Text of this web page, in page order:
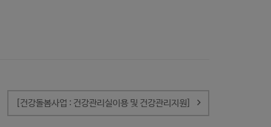
[건강돌봄사업 : 건강관리실이용 및 건강관리지원]